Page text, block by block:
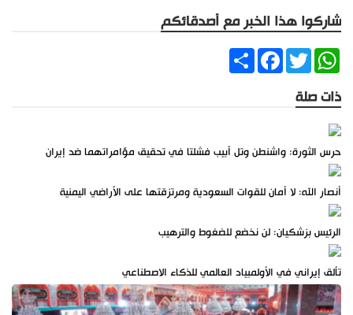
شاركوا هذا الخبر مع أصدقائكم
ShareFacebookTwitter
WhatsApp
ذات صلة
حرس الثورة: واشنطن وتل أبيب فشلتا في تحقيق مؤامراتهما ضد إيران
أنصار الله: لا أمان للقوات السعودية ومرتزقتها على الأراضي اليمنية
الرئيس بزشكيان: لن نخضع للضغوط والترهيب
تألق إيراني في الأولمبياد العالمي للذكاء الاصطناعي